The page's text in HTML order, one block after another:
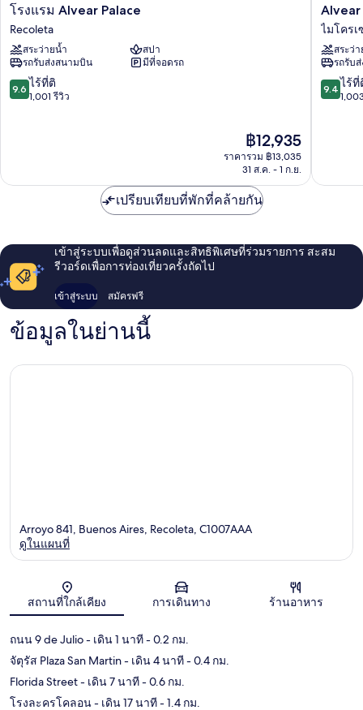
โรงแรม
Alvear
Palace
Recoleta
โรงแรม Alvear Palace
Recoleta
สระว่ายน้ำ
สปา
รถรับส่งสนามบิน
มีที่จอดรถ
9.6
จาก
รีวิว
9.6 ไร้ที่ติ
1,001 รีวิว
ราคา
ปัจจุบัน
คือ
฿12,935
ราคารวม ฿13,035
31 ส.ค. - 1 ก.ย.
Alvear
Art
Hotel
ไมโคร
เซน
โทร
ไมโคร
สระว่
รถรับ
9.4
จาก
รีวิว
9.4 ไร้ที่
เปรียบเทียบที่พักที่คล้ายกัน
เข้าสู่ระบบเพื่อดูส่วนลดและสิทธิพิเศษที่ร่วมรายการ สะสม
รีวอร์ดเพื่อการท่องเที่ยวครั้งถัดไป
เข้าสู่ระบบ สมัครฟรี
ข้อมูลในย่านนี้
แผนที่
Arroyo 841, Buenos Aires, Recoleta, C1007AAA
ดูในแผนที่
สถานที่ใกล้เคียง การเดินทาง ร้านอาหาร
ถนน 9 de Julio- เดิน 1 นาที- 0.2 กม.
จัตุรัส Plaza San Martin- เดิน 4 นาที- 0.4 กม.
Florida Street- เดิน 7 นาที- 0.6 กม.
โรงละครโคลอน- เดิน 17 นาที- 1.4 กม.